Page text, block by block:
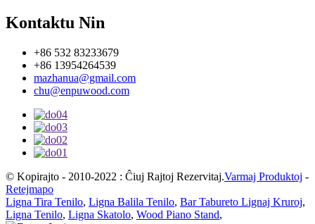
Kontaktu Nin
+86 532 83233679
+86 13954264539
mazhanua@gmail.com
chu@enpuwood.com
© Kopirajto - 2010-2022 : Ĉiuj Rajtoj Rezervitaj.Varmaj Produktoj -
Retejmapo
Ligna Tira Tenilo, Ligna Balila Tenilo, Bar Tabureto Lignaj Kruroj,
Ligna Tenilo, Ligna Skatolo, Wood Piano Stand,